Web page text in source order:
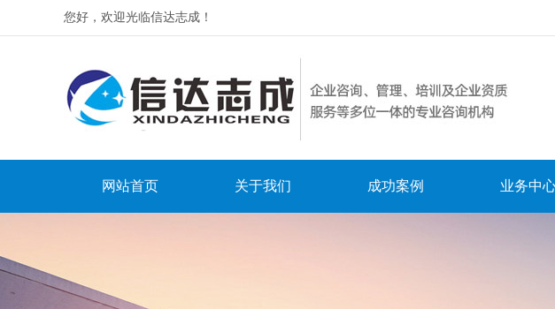
您好，欢迎光临信达志成！
网站首页 关于我们 成功案例 业务中